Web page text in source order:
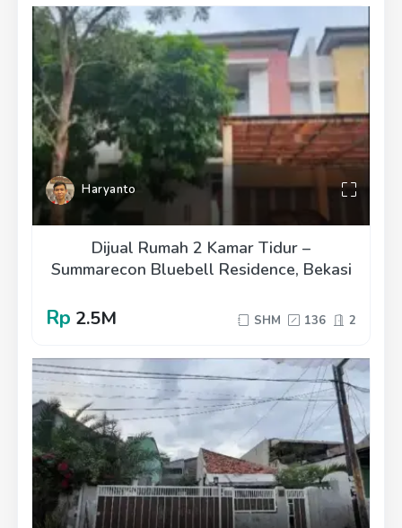
Haryanto
Dijual Rumah 2 Kamar Tidur –
Summarecon Bluebell Residence, Bekasi
Rp 2.5M SHM 136 2